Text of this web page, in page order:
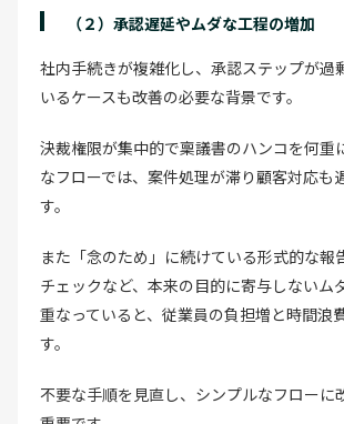
（２）承認遅延やムダな工程の増加
社内手続きが複雑化し、承認ステップが過
いるケースも改善の必要な背景です。
決裁権限が集中的で稟議書のハンコを何重
なフローでは、案件処理が滞り顧客対応も
す。
また「念のため」に続けている形式的な報
チェックなど、本来の目的に寄与しないム
重なっていると、従業員の負担増と時間浪
す。
不要な手順を見直し、シンプルなフローに